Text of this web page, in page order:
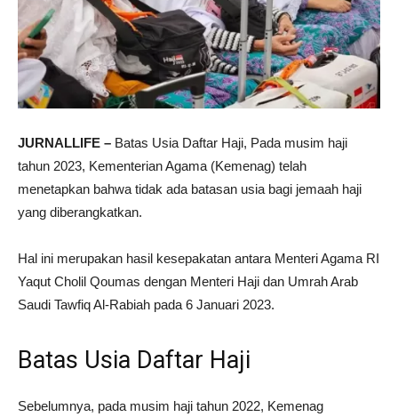
JURNALLIFE – Batas Usia Daftar Haji, Pada musim haji
tahun 2023, Kementerian Agama (Kemenag) telah
menetapkan bahwa tidak ada batasan usia bagi jemaah haji
yang diberangkatkan.
Hal ini merupakan hasil kesepakatan antara Menteri Agama RI
Yaqut Cholil Qoumas dengan Menteri Haji dan Umrah Arab
Saudi Tawfiq Al-Rabiah pada 6 Januari 2023.
Batas Usia Daftar Haji
Sebelumnya, pada musim haji tahun 2022, Kemenag